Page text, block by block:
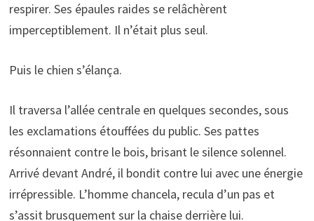
respirer. Ses épaules raides se relâchèrent
imperceptiblement. Il n’était plus seul.
Puis le chien s’élança.
Il traversa l’allée centrale en quelques secondes, sous
les exclamations étouffées du public. Ses pattes
résonnaient contre le bois, brisant le silence solennel.
Arrivé devant André, il bondit contre lui avec une énergie
irrépressible. L’homme chancela, recula d’un pas et
s’assit brusquement sur la chaise derrière lui.